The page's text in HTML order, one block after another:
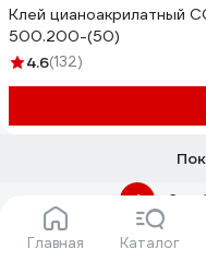
Главная Каталог
Клей цианоакрилатный
500.200-(50)
4.6(132)
1 2
Часто ищут